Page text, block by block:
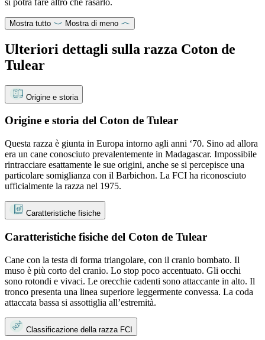
si potrà fare altro che rasarlo.
Mostra tutto Mostra di meno
Ulteriori dettagli sulla razza Coton de
Tulear
Origine e storia
Origine e storia del Coton de Tulear
Questa razza è giunta in Europa intorno agli anni ‘70. Sino ad allora
era un cane conosciuto prevalentemente in Madagascar. Impossibile
rintracciare esattamente le sue origini, anche se si percepisce una
particolare somiglianza con il Barbichon. La FCI ha riconosciuto
ufficialmente la razza nel 1975.
Caratteristiche fisiche
Caratteristiche fisiche del Coton de Tulear
Cane con la testa di forma triangolare, con il cranio bombato. Il
muso è più corto del cranio. Lo stop poco accentuato. Gli occhi
sono rotondi e vivaci. Le orecchie cadenti sono attaccante in alto. Il
tronco presenta una linea superiore leggermente convessa. La coda
attaccata bassa si assottiglia all’estremità.
Classificazione della razza FCI